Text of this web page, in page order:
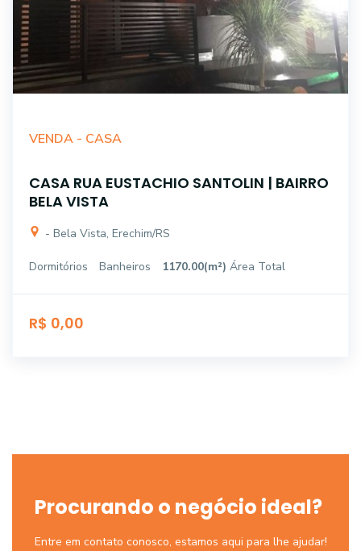
VENDA - CASA
CASA RUA EUSTACHIO SANTOLIN | BAIRRO
BELA VISTA
- Bela Vista, Erechim/RS
Dormitórios Banheiros 1170.00(m²) Área Total
R$ 0,00
Procurando o negócio ideal?
Entre em contato conosco, estamos aqui para lhe ajudar!